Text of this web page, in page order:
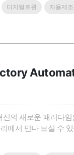
디지털트윈 자율제조
의 새로운 패러다
에서 만나 보실 수